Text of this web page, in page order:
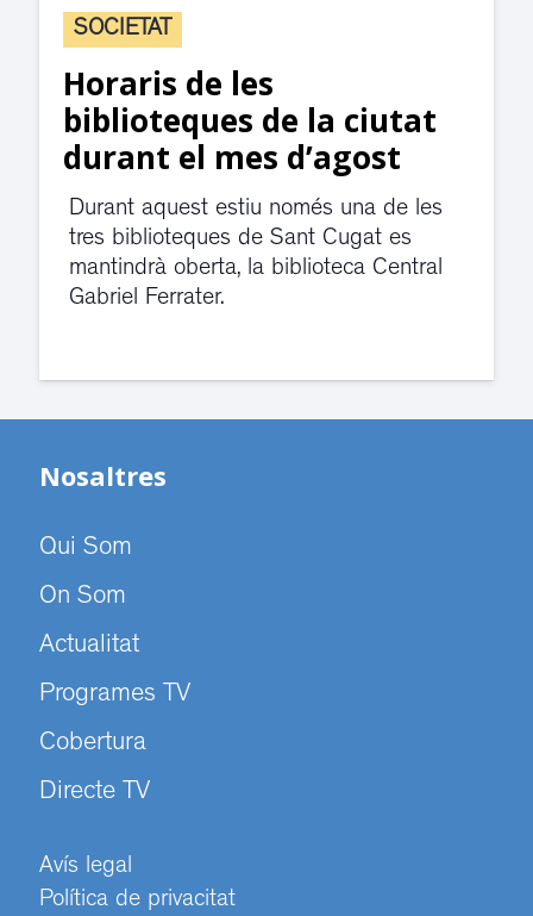
SOCIETAT
Horaris de les
biblioteques de la ciutat
durant el mes d’agost
Durant aquest estiu només una de les
tres biblioteques de Sant Cugat es
mantindrà oberta, la biblioteca Central
Gabriel Ferrater.
Nosaltres
Qui Som
On Som
Actualitat
Programes TV
Cobertura
Directe TV
Avís legal
Política de privacitat